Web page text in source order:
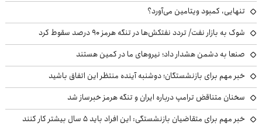
تنهایی، کمبود ویتامین می‌آورد؟
شوک به بازار نفت/ تردد نفتکش‌ها در تنگه هرمز ۹۰ درصد سقوط کرد
صنعا به دشمن هشدار داد؛ نیروهای ما در کمین هستند
خبر مهم برای بازنشستگان؛ دوشنبه آینده منتظر این اتفاق باشید
سخنان متناقض ترامپ درباره ایران و تنگه هرمز خبرساز شد
خبر مهم برای متقاضیان بازنشستگی: این افراد باید ۵ سال بیشتر کار کنند